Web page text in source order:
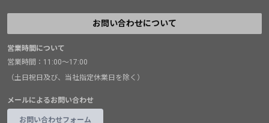
お問い合わせについて
営業時間について
営業時間：11:00～17:00
（土日祝日及び、当社指定休業日を除く）
メールによるお問い合わせ
お問い合わせフォーム